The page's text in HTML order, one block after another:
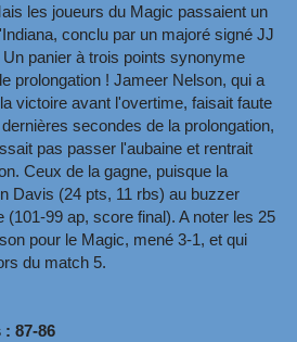
les joueurs du Magic passaient un
conclu par un majoré signé JJ
panier à trois points synonyme
prolongation ! Jameer Nelson, qui a
victoire avant l'overtime, faisait faute
secondes de la prolongation,
pas passer l'aubaine et rentrait
Ceux de la gagne, puisque la
Davis (24 pts, 11 rbs) au buzzer
(101-99 ap, score final). A noter les 25
pour le Magic, mené 3-1, et qui
du match 5.
87-86